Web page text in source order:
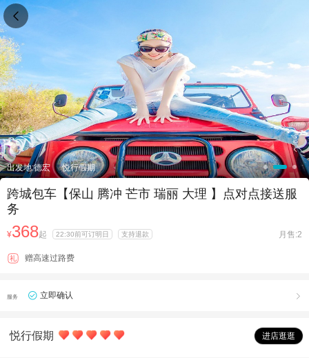
出发地:德宏 悦行假期
跨城包车【保山 腾冲 芒市 瑞丽 大理 】点对点接送服
务
¥368起 22:30前可订明日 支持退款 月售:2
礼 赠高速过路费
服务 立即确认 
悦行假期 进店逛逛
